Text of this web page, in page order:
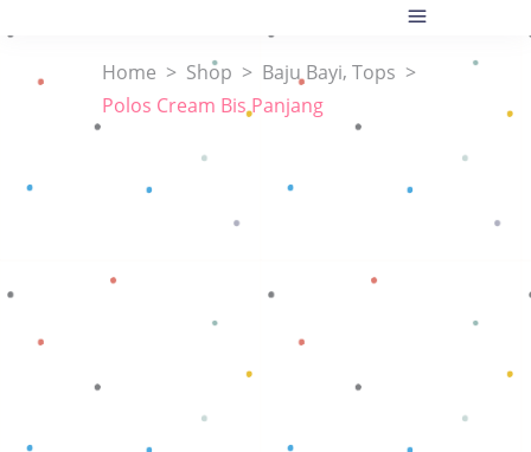
Home > Shop > Baju Bayi, Tops >
Polos Cream Bis Panjang